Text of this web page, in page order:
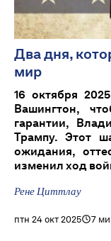
Два дня,
мир
16 октября
Вашингтон,
гарантии,
Трампу. Этот
ожидания,
изменил ход
Рене Циттлау
птн 24 окт 2025 7